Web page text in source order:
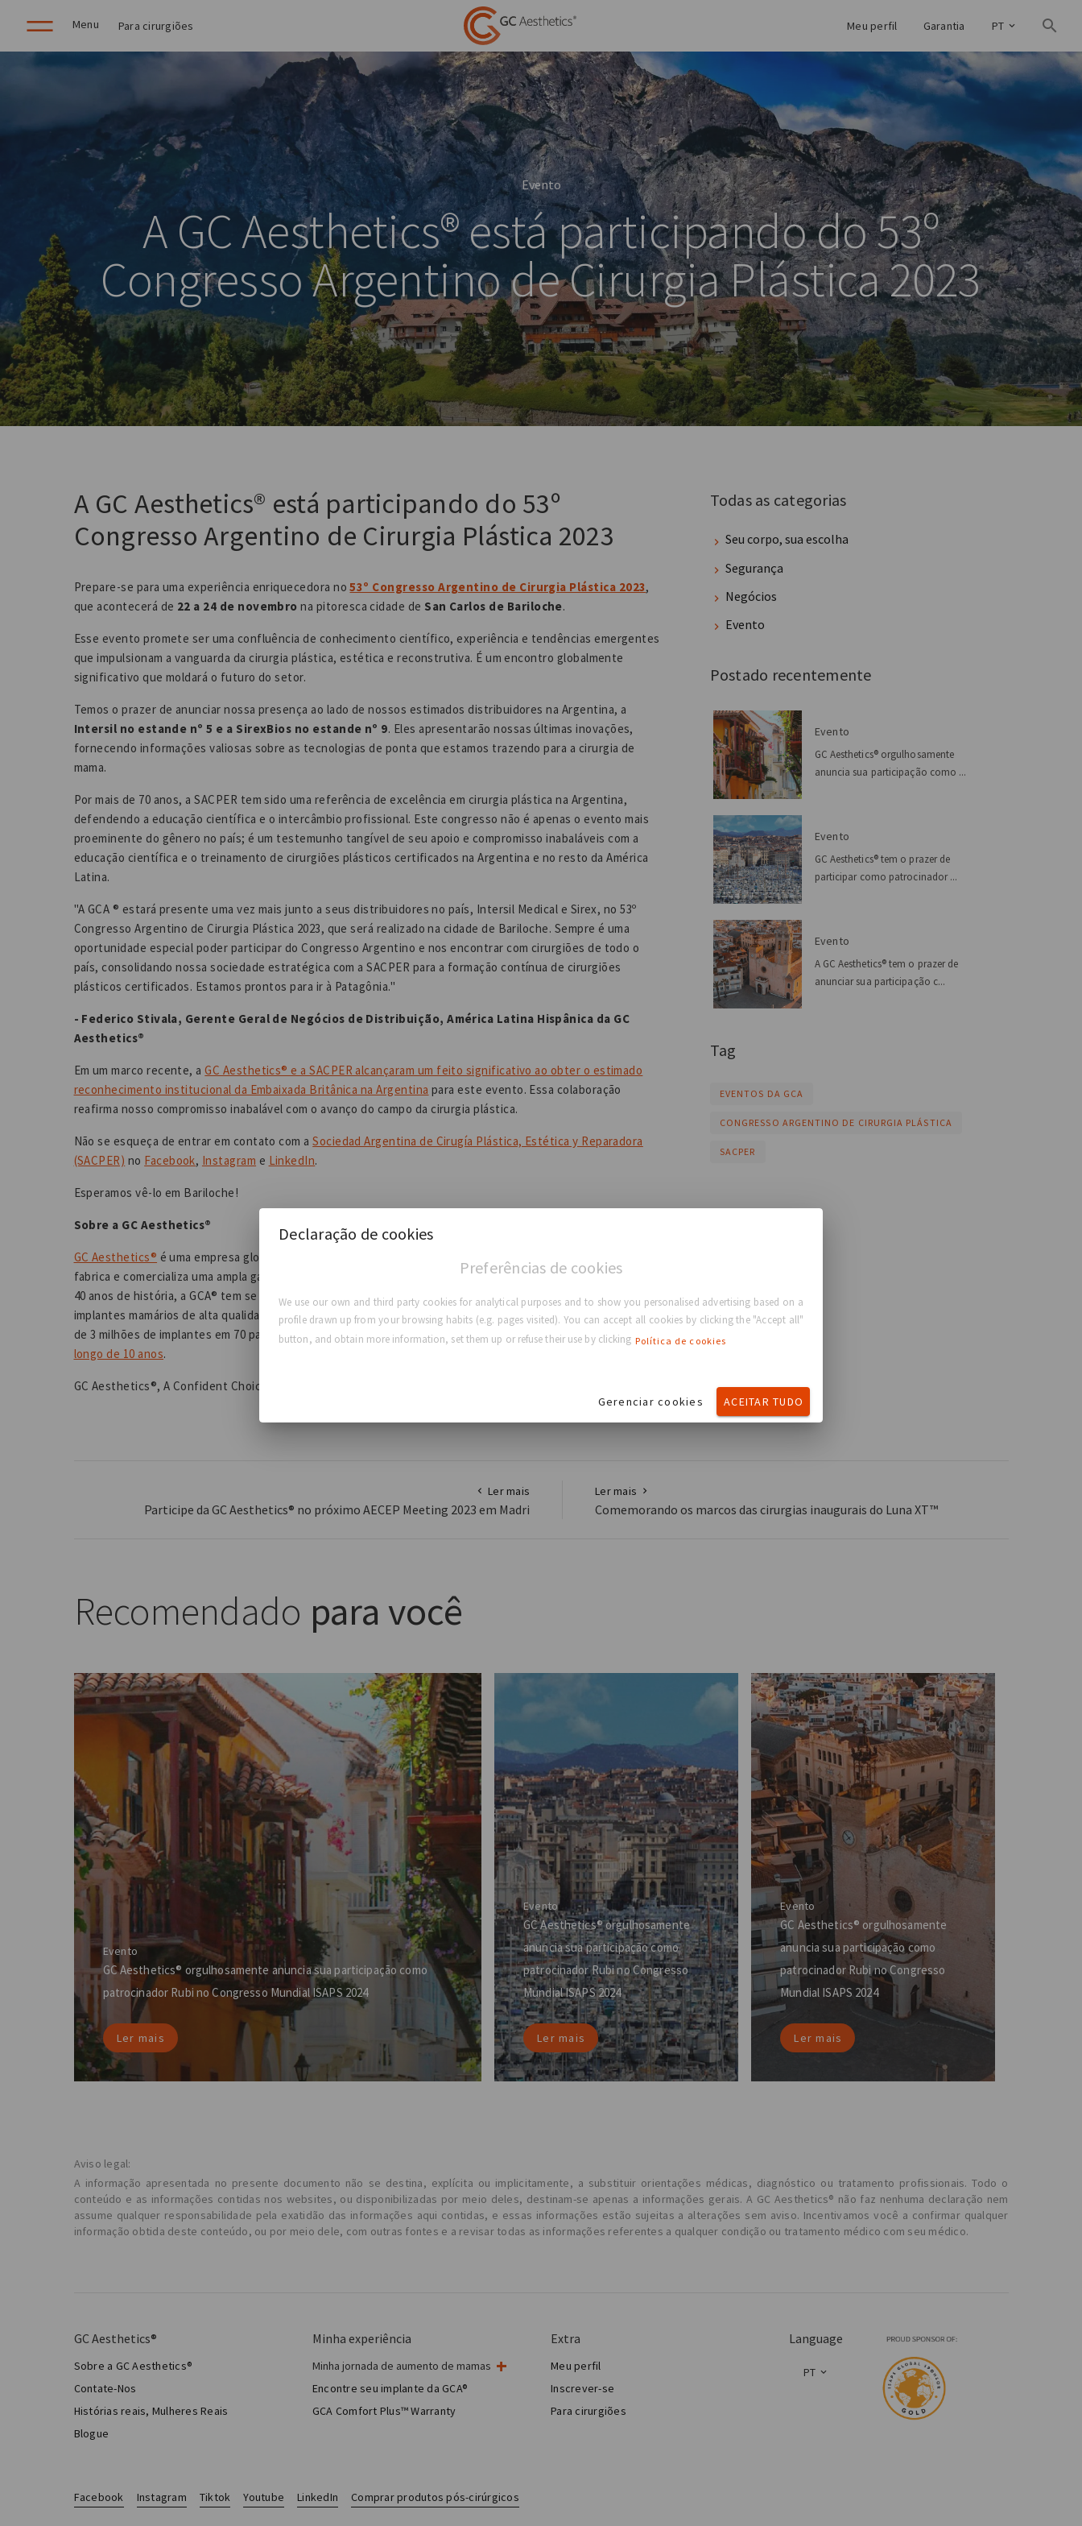
Menu Para cirurgiões Meu perfil Garantia PT
Evento
A GC Aesthetics® está participando do 53º
Congresso Argentino de Cirurgia Plástica 2023
A GC Aesthetics® está participando do 53º
Congresso Argentino de Cirurgia Plástica 2023
Prepare-se para uma experiência enriquecedora no53º Congresso Argentino de Cirurgia Plástica 2023,
que acontecerá de 22 a 24 de novembro na pitoresca cidade de San Carlos de Bariloche.
Esse evento promete ser uma confluência de conhecimento científico, experiência e tendências emergentes
que impulsionam a vanguarda da cirurgia plástica, estética e reconstrutiva. É um encontro globalmente
significativo que moldará o futuro do setor.
Temos o prazer de anunciar nossa presença ao lado de nossos estimados distribuidores na Argentina, a
Intersil no estande nº 5 e a SirexBios no estande nº 9. Eles apresentarão nossas últimas inovações,
fornecendo informações valiosas sobre as tecnologias de ponta que estamos trazendo para a cirurgia de
mama.
Por mais de 70 anos, a SACPER tem sido uma referência de excelência em cirurgia plástica na Argentina,
defendendo a educação científica e o intercâmbio profissional. Este congresso não é apenas o evento mais
proeminente do gênero no país; é um testemunho tangível de seu apoio e compromisso inabaláveis com a
educação científica e o treinamento de cirurgiões plásticos certificados na Argentina e no resto da América
Latina.
"A GCA ® estará presente uma vez mais junto a seus distribuidores no país, Intersil Medical e Sirex, no 53º
Congresso Argentino de Cirurgia Plástica 2023, que será realizado na cidade de Bariloche. Sempre é uma
oportunidade especial poder participar do Congresso Argentino e nos encontrar com cirurgiões de todo o
país, consolidando nossa sociedade estratégica com a SACPER para a formação contínua de cirurgiões
plásticos certificados. Estamos prontos para ir à Patagônia."
- Federico Stivala, Gerente Geral de Negócios de Distribuição, América Latina Hispânica da GC
Aesthetics®
Em um marco recente, aGC Aesthetics® e a SACPER alcançaram um feito significativo ao obter o estimado
reconhecimento institucional da Embaixada Britânica na Argentina para este evento. Essa colaboração
reafirma nosso compromisso inabalável com o avanço do campo da cirurgia plástica.
Não se esqueça de entrar em contato com aSociedad Argentina de Cirugía Plástica, Estética y Reparadora
(SACPER) no Facebook, Instagram e LinkedIn.
Esperamos vê-lo em Bariloche!
Sobre a GC Aesthetics®
GC Aesthetics® é uma empresa global de tecnologia médica estabelecida há muito tempo que desenvolve,
fabrica e comercializa uma ampla gama de produtos estéticos e reconstrutivos exclusivos. Ao longo de seus
40 anos de história, a GCA® tem se dedicado ao avanço da ciência da estética médica e ao fornecimento de
implantes mamários de alta qualidade para cirurgias de aumento e reconstrução mamária. Já vendemos mais
de 3 milhões de implantes em 70 países, e nossos produtos sãorespaldados por dados clínicos publicados ao
longo de 10 anos.
GC Aesthetics®, A Confident Choice for Life™
Todas as categorias
Seu corpo, sua escolha
Segurança
Negócios
Evento
Postado recentemente
Evento
GC Aesthetics® orgulhosamente
anuncia sua participação como ...
Evento
GC Aesthetics® tem o prazer de
participar como patrocinador ...
Evento
A GC Aesthetics® tem o prazer de
anunciar sua participação c...
Tag
EVENTOS DA GCA
CONGRESSO ARGENTINO DE CIRURGIA PLÁSTICA
SACPER
Ler mais
Participe da GC Aesthetics® no próximo AECEP Meeting 2023 em Madri
Ler mais
Comemorando os marcos das cirurgias inaugurais do Luna XT™
Recomendado para você
Evento
GC Aesthetics® orgulhosamente anuncia sua participação como
patrocinador Rubi no Congresso Mundial ISAPS 2024
Ler mais
Evento
GC Aesthetics® orgulhosamente
anuncia sua participação como
patrocinador Rubi no Congresso
Mundial ISAPS 2024
Ler mais
Evento
GC Aesthetics® orgulhosamente
anuncia sua participação como
patrocinador Rubi no Congresso
Mundial ISAPS 2024
Ler mais
Aviso legal:
A informação apresentada no presente documento não se destina, explícita ou implicitamente, a substituir orientações médicas, diagnóstico ou tratamento profissionais. Todo o
conteúdo e as informações contidas nos websites, ou disponibilizadas por meio deles, destinam-se apenas a informações gerais. A GC Aesthetics® não faz nenhuma declaração nem
assume qualquer responsabilidade pela exatidão das informações aqui contidas, e essas informações estão sujeitas a alterações sem aviso. Incentivamos você a confirmar qualquer
informação obtida deste conteúdo, ou por meio dele, com outras fontes e a revisar todas as informações referentes a qualquer condição ou tratamento médico com seu médico.
GC Aesthetics®
Sobre a GC Aesthetics®
Contate-Nos
Histórias reais, Mulheres Reais
Blogue
Minha experiência
Minha jornada de aumento de mamas
Minha cirurgia de mama
Cirurgia estética de mama
Total Breast Reconstruction™
Encontre seu implante da GCA®
GCA Comfort Plus™ Warranty
Extra
Meu perfil
Inscrever-se
Para cirurgiões
Language
PT
Facebook Instagram Tiktok Youtube LinkedIn Comprar produtos pós-cirúrgicos
Declaração de cookies
Preferências de cookies
We use our own and third party cookies for analytical purposes and to show you personalised advertising based on a
profile drawn up from your browsing habits (e.g. pages visited). You can accept all cookies by clicking the "Accept all"
button, and obtain more information, set them up or refuse their use by clicking Política de cookies
Gerenciar cookies ACEITAR TUDO